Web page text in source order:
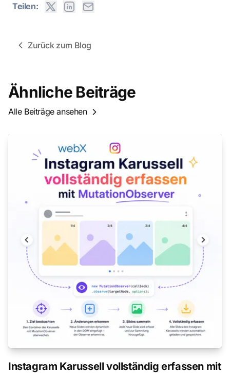
Teilen:
Zurück zum Blog
Ähnliche Beiträge
Alle Beiträge ansehen
Instagram Karussell vollständig erfassen mit